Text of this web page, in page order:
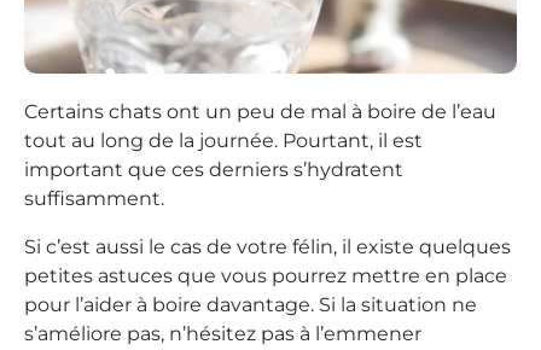
Certains chats ont un peu de mal à boire de l’eau
tout au long de la journée. Pourtant, il est
important que ces derniers s’hydratent
suffisamment.
Si c’est aussi le cas de votre félin, il existe quelques
petites astuces que vous pourrez mettre en place
pour l’aider à boire davantage. Si la situation ne
s’améliore pas, n’hésitez pas à l’emmener